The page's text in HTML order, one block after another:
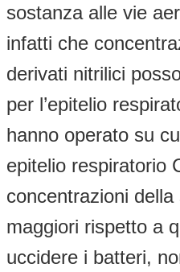
sostanza alle vie
infatti che
derivati nitrilici
per l’epitelio
hanno operato su
epitelio respiratorio
concentrazioni
maggiori rispetto a
uccidere i batteri,